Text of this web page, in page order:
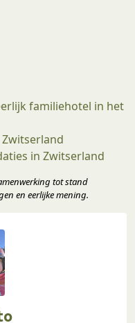
familiehotel in het
in Zwitserland
tot stand
en eerlijke mening.